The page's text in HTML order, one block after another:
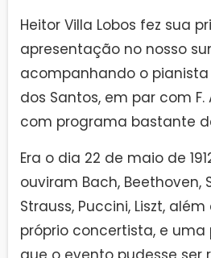
Heitor Villa Lobos fez sua
apresentação no nosso
acompanhando o pianista
dos Santos, em par com F.
com programa bastante
Era o dia 22 de maio de
ouviram Bach, Beethoven,
Strauss, Puccini, Liszt,
próprio concertista, e uma